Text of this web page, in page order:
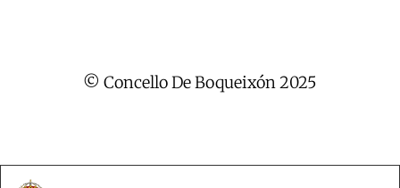
© Concello De Boqueixón 2025